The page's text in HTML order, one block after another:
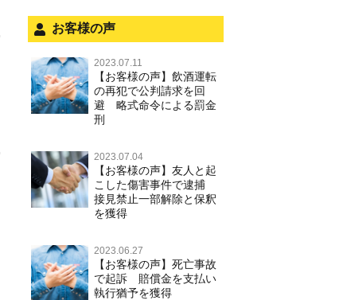
お客様の声
2023.07.11
【お客様の声】飲酒運転
の再犯で公判請求を回
避 略式命令による罰金
刑
2023.07.04
【お客様の声】友人と起
こした傷害事件で逮捕
接見禁止一部解除と保釈
を獲得
2023.06.27
【お客様の声】死亡事故
で起訴 賠償金を支払い
執行猶予を獲得